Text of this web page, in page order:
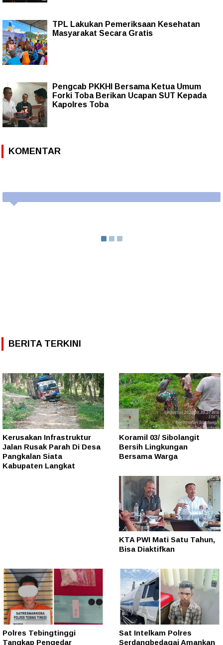
TPL Lakukan Pemeriksaan Kesehatan
Masyarakat Secara Gratis
Pengcab PKKHI Bersama Ketua Umum
Forki Toba Berikan Ucapan SUT Kepada
Kapolres Toba
KOMENTAR
BERITA TERKINI
Kerusakan Infrastruktur
Jalan Rusak Parah Di Desa
Pangkalan Siata
Kabupaten Langkat
Koramil 03/ Sibolangit
Bersih Lingkungan
Bersama Warga
KTA PWI Mati Satu Tahun,
Bisa Diaktifkan
Polres Tebingtinggi
Tangkap Pengedar
Sat Intelkam Polres
Serdangbedagai Amankan